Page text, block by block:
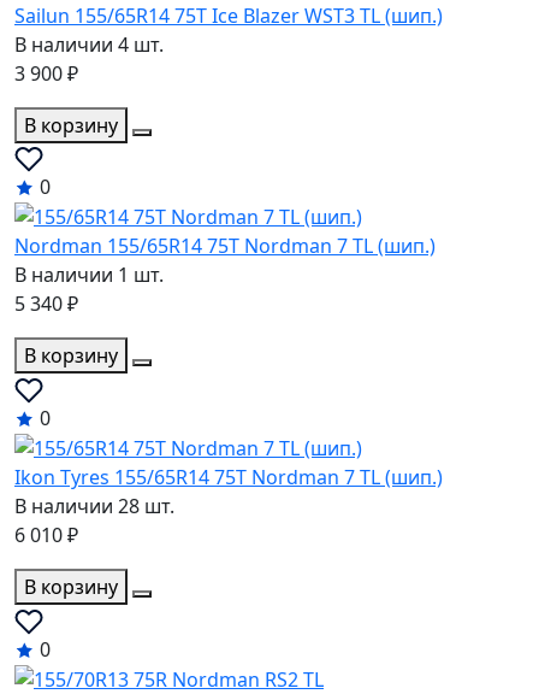
Sailun 155/65R14 75T Ice Blazer WST3 TL (шип.)
В наличии 4 шт.
3 900 ₽
В корзину
0
Nordman 155/65R14 75T Nordman 7 TL (шип.)
В наличии 1 шт.
5 340 ₽
В корзину
0
Ikon Tyres 155/65R14 75T Nordman 7 TL (шип.)
В наличии 28 шт.
6 010 ₽
В корзину
0